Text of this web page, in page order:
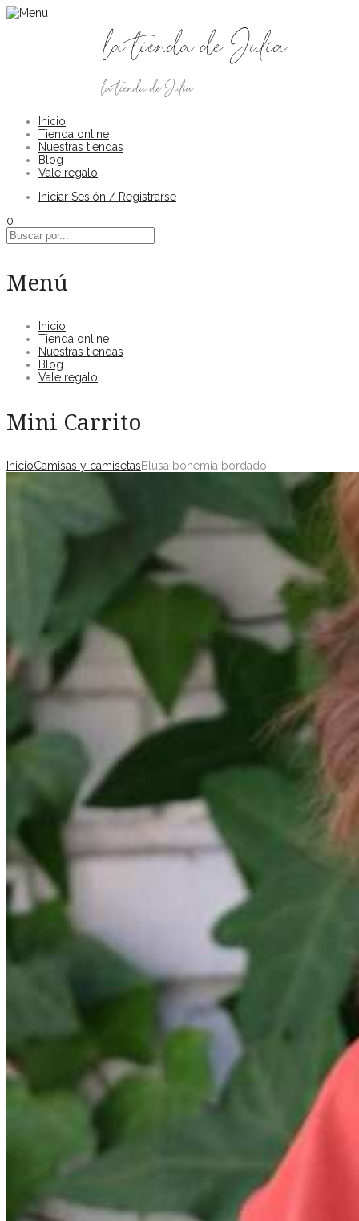
Inicio
Tienda online
Nuestras tiendas
Blog
Vale regalo
Iniciar Sesión / Registrarse
0
Menú
Inicio
Tienda online
Nuestras tiendas
Blog
Vale regalo
Mini Carrito
InicioCamisas y camisetasBlusa bohemia bordado